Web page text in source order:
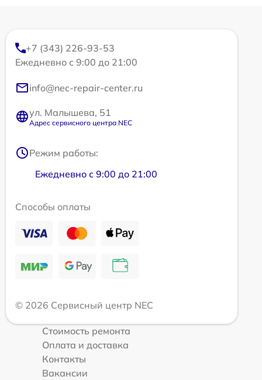
+7 (343) 226-93-53
Ежедневно с 9:00 до 21:00
info@nec-repair-center.ru
ул. Малышева, 51
Адрес сервисного центра NEC
Режим работы:
Ежедневно с 9:00 до 21:00
Способы оплаты
© 2026 Сервисный центр NEC
Стоимость ремонта
Оплата и доставка
Контакты
Вакансии